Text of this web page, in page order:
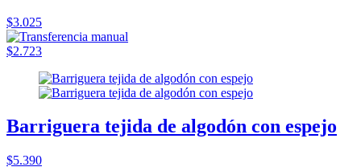
$3.025
$2.723
Barriguera tejida de algodón con espejo
$5.390